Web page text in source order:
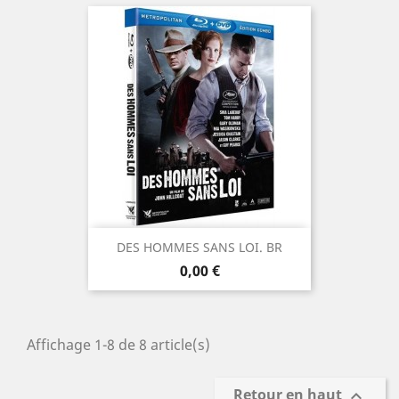
DES HOMMES SANS LOI. BR
Prix
0,00 €
Affichage 1-8 de 8 article(s)
Retour en haut